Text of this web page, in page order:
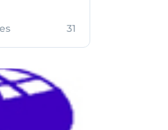
31